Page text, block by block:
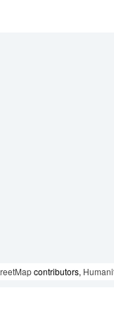
contributors,